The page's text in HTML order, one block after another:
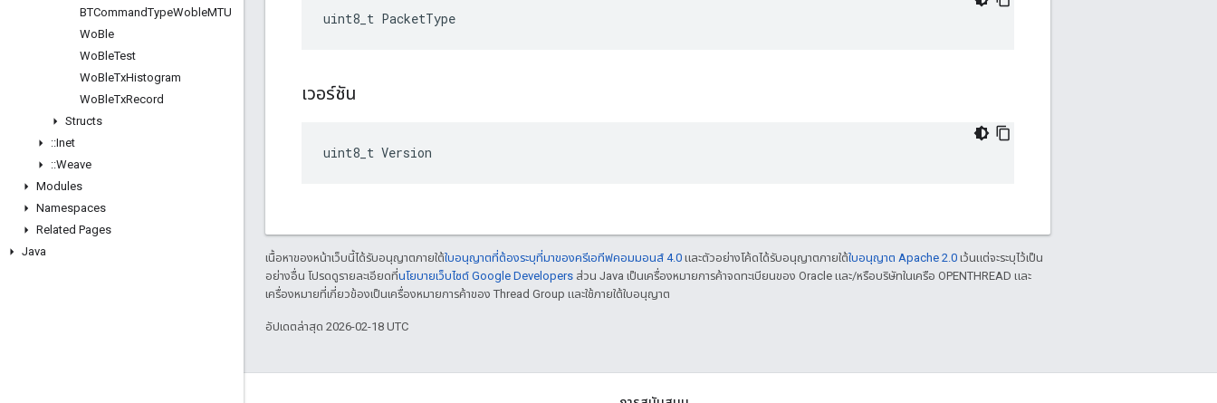
BTCommandTypeWobleMTU
WoBle
WoBleTest
WoBleTxHistogram
WoBleTxRecord
Structs
::Inet
::Weave
Modules
Namespaces
Related Pages
Java
uint8_t PacketType
เวอร์ชัน
uint8_t Version
เนื้อหาของหน้าเว็บนี้ได้รับอนุญาตภายใต้ใบอนุญาตที่ต้องระบุที่มาของครีเอทีฟคอมมอนส์ 4.0 และตัวอย่างโค้ดได้รับอนุญาตภายใต้ใบอนุญาต Apache 2.0 เว้นแต่จะระบุไว้เป็น
อย่างอื่น โปรดดูรายละเอียดที่นโยบายเว็บไซต์ Google Developers ส่วน Java เป็นเครื่องหมายการค้าจดทะเบียนของ Oracle และ/หรือบริษัทในเครือ OPENTHREAD และ
เครื่องหมายที่เกี่ยวข้องเป็นเครื่องหมายการค้าของ Thread Group และใช้ภายใต้ใบอนุญาต
อัปเดตล่าสุด 2026-02-18 UTC